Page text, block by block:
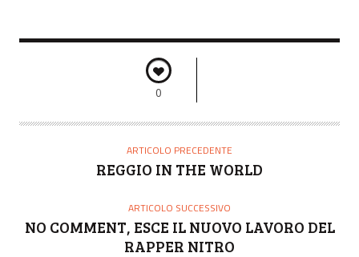
0
ARTICOLO PRECEDENTE
REGGIO IN THE WORLD
ARTICOLO SUCCESSIVO
NO COMMENT, ESCE IL NUOVO LAVORO DEL
RAPPER NITRO